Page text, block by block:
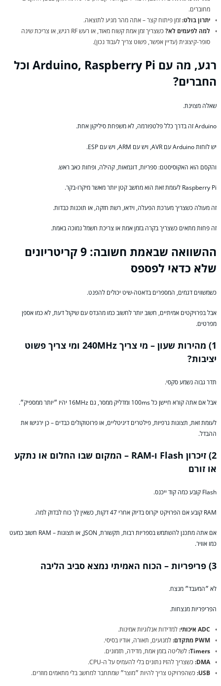
מחוברים.
יתרון בולט:זמן פיתוח קצר – אתה מהר מגיע לתוצאה.
למה לפעמים לא?
כשצריך זמן אמת קשוח מאוד, או רעש RF רגיש, או צריכת שינה
סופר-קיצונית (עדיין אפשר, פשוט צריך לעבוד נכון).
רגע, מה עם Arduino, Raspberry Pi וכל
החברים?
שאלה מצוינת.
Arduino זה בדרך כלל פלטפורמה, לא משפחת סיליקון אחת.
יש לוחות Arduino עם AVR, ויש עם ARM, ויש עם ESP.
והקסם הוא האקוסיסטם: ספריות, דוגמאות, קהילה, ופחות כאב ראש.
Raspberry Pi לעומת זאת הוא מחשב קטן יותר מאשר מיקרו-בקר.
זה מעולה כשצריך מערכת הפעלה, וידאו, רשת חזקה, או תוכנות כבדות.
זה פחות מתאים כשצריך בקרה בזמן אמת או צריכת חשמל נמוכה באמת.
ההשוואה שבאמת חשובה: 9 קריטריונים
שלא כדאי לפספס
כשמשווים דגמים, המספרים בדאטה-שיט יכולים להפנט.
אבל בפרויקטים אמיתיים, חשוב יותר לחשוב כמו מהנדס עם שיקול דעת, לא כמו אספן
מפרטים.
1) מהירות שעון – מי צריך 240MHz ומי צריך פשוט
יציבות?
תדר גבוה נשמע סקסי.
אבל אם אתה קורא חיישן כל 100ms ומדליק ממסר, גם 16MHz יהיו ״יותר ממספיק״.
לעומת זאת, תצוגות גרפיות, פילטרים דיגיטליים, או פרוטוקולים כבדים – כן ירגישו את
ההבדל.
2) זיכרון Flash ו-RAM – המקום שבו החלום או נתקע
או זורם
Flash קובע כמה קוד ייכנס.
RAM קובע אם הפרויקט יקרוס בדיוק אחרי 47 דקות, כשאין לך כוח לבדוק למה.
אם אתה מתכנן להשתמש בספריות רבות, תקשורת, JSON, או תצוגות – RAM חשוב כמעט
כמו אוויר.
3) פריפריות – הכוח האמיתי נמצא סביב הליבה
לא ״המעבד״ מנצח.
הפריפריות מנצחות.
ADC איכותי:
למדידות אנלוגיות אמינות.
PWM מתקדם:
למנועים, תאורה, אודיו בסיסי.
Timers: לשליטה בזמן אמת, מדידה, תזמונים.
DMA: כשצריך להזיז נתונים בלי להעמיס על ה-CPU.
USB: כשהפרויקט צריך להיות ״מוצר״ שמתחבר למחשב בלי מתאמים מוזרים.